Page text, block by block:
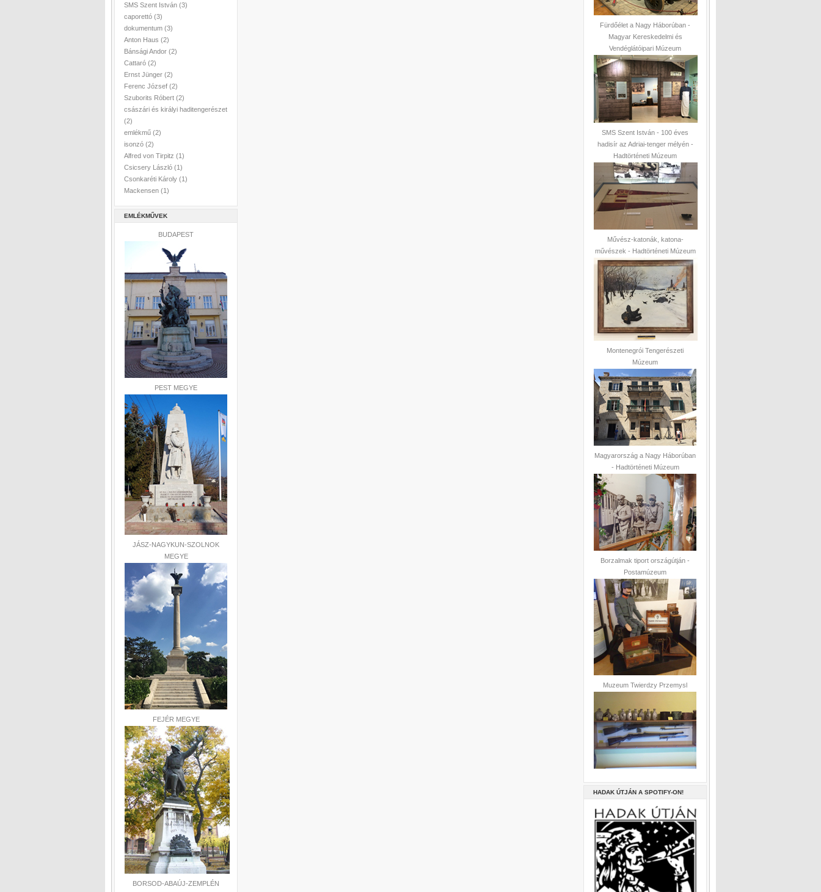
SMS Szent István (3)
caporettó (3)
dokumentum (3)
Anton Haus (2)
Bánsági Andor (2)
Cattaró (2)
Ernst Jünger (2)
Ferenc József (2)
Szuborits Róbert (2)
császári és királyi haditengerészet
(2)
emlékmű (2)
isonzó (2)
Alfred von Tirpitz (1)
Csicsery László (1)
Csonkaréti Károly (1)
Mackensen (1)
EMLÉKMŰVEK
BUDAPEST
PEST MEGYE
JÁSZ-NAGYKUN-SZOLNOK
MEGYE
FEJÉR MEGYE
BORSOD-ABAÚJ-ZEMPLÉN
Fürdőélet a Nagy Háborúban -
Magyar Kereskedelmi és
Vendéglátóipari Múzeum
SMS Szent István - 100 éves
hadisír az Adriai-tenger mélyén -
Hadtörténeti Múzeum
Művész-katonák, katona-
művészek - Hadtörténeti Múzeum
Montenegrói Tengerészeti
Múzeum
Magyarország a Nagy Háborúban
- Hadtörténeti Múzeum
Borzalmak tiport országútján -
Postamúzeum
Muzeum Twierdzy Przemysl
HADAK ÚTJÁN A SPOTIFY-ON!